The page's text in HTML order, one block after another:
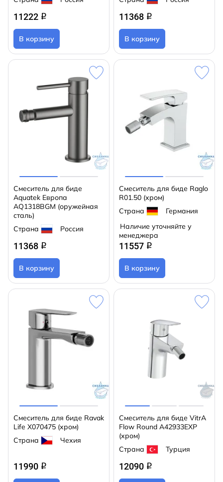
11222 q
В корзину
11368 q
В корзину
Смеситель для биде
Aquatek Европа
AQ1318BGM (оружейная
сталь)
Страна
Россия
11368 q
В корзину
Смеситель для биде Raglo
R01.50 (хром)
Страна
Германия
Наличие уточняйте у
менеджера
11557 q
В корзину
Смеситель для биде Ravak
Life X070475 (хром)
Страна
Чехия
11990 q
Смеситель для биде VitrA
Flow Round A42933EXP
(хром)
Страна
Турция
12090 q